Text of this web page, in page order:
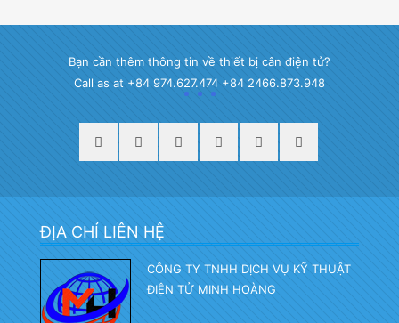
Bạn cần thêm thông tin về thiết bị cân điện tử?
Call as at +84 974.627.474 +84 2466.873.948
ĐỊA CHỈ LIÊN HỆ
CÔNG TY TNHH DỊCH VỤ KỸ THUẬT
ĐIỆN TỬ MINH HOÀNG